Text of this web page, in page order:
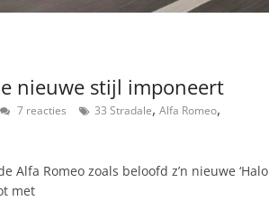
nieuwe stijl imponeert
7 reacties 33 Stradale, Alfa Romeo,
Romeo zoals beloofd z’n nieuwe ‘Halo
met